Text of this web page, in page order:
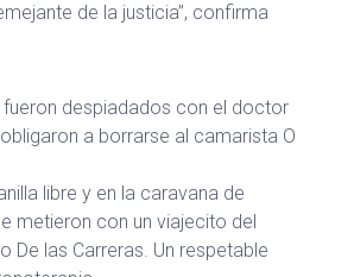
de la justicia”, confirma
fueron despiadados con el doctor
a borrarse al camarista O
libre y en la caravana de
metieron con un viajecito del
De las Carreras. Un respetable